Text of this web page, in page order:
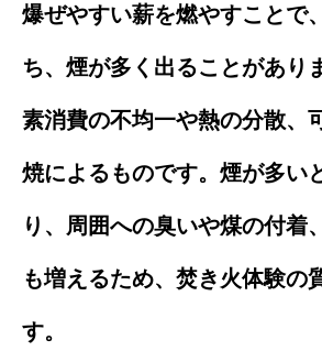
爆ぜやすい薪を燃やすことで
ち、煙が多く出ることがあり
素消費の不均一や熱の分散、
焼によるものです。煙が多い
り、周囲への臭いや煤の付着
も増えるため、焚き火体験の
す。